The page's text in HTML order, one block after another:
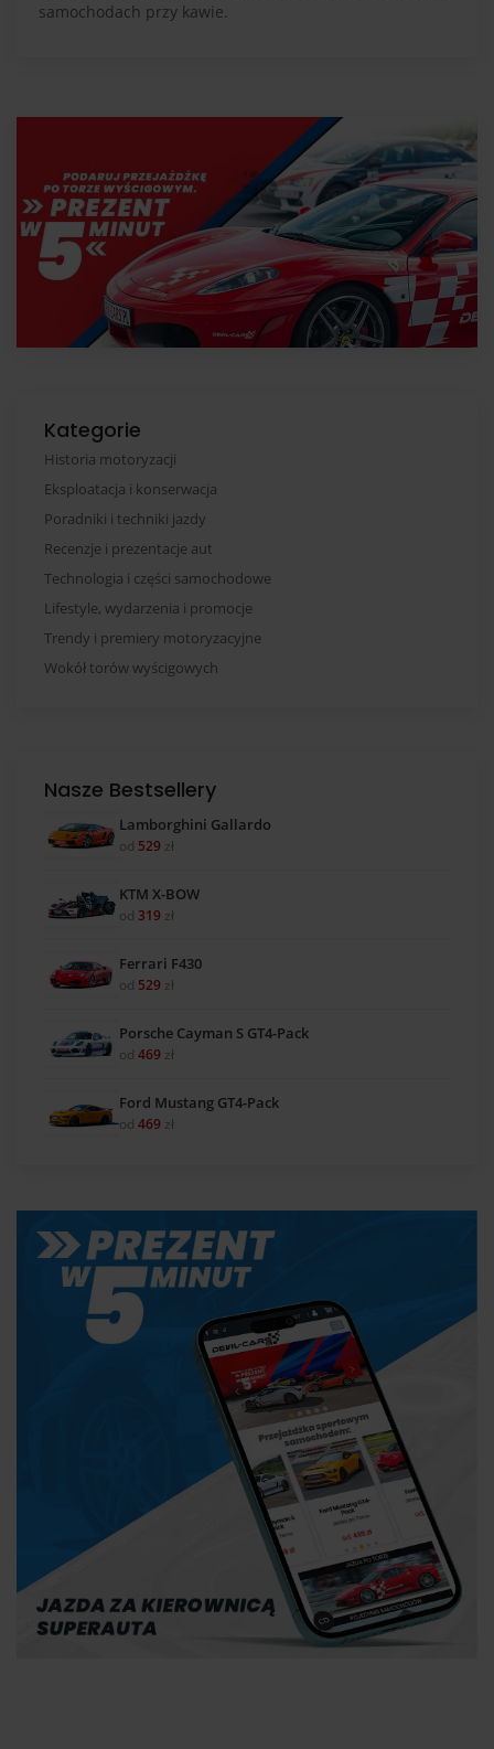
samochodach przy kawie.
Kategorie
Historia motoryzacji
Eksploatacja i konserwacja
Poradniki i techniki jazdy
Recenzje i prezentacje aut
Technologia i części samochodowe
Lifestyle, wydarzenia i promocje
Trendy i premiery motoryzacyjne
Wokół torów wyścigowych
Nasze Bestsellery
Lamborghini Gallardo
od 529 zł
KTM X-BOW
od 319 zł
Ferrari F430
od 529 zł
Porsche Cayman S GT4-Pack
od 469 zł
Ford Mustang GT4-Pack
od 469 zł